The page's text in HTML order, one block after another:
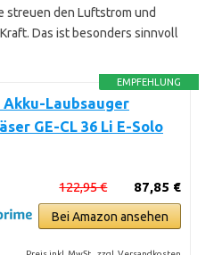
streuen den Luftstrom und
Das ist besonders sinnvoll
EMPFEHLUNG
Akku-Laubsauger
GE-CL 36 Li E-Solo
87,85 €
122,95 €
Bei Amazon ansehen